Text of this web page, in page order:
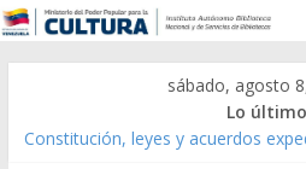
sábado, agosto
Lo
Constitución, leyes y acuerdos